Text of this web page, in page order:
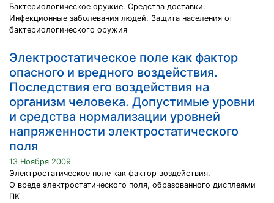
Бактериологическое оружие. Средства доставки.
Инфекционные заболевания людей. Защита населения от
бактериологического оружия
Электростатическое поле как фактор
опасного и вредного воздействия.
Последствия его воздействия на
организм человека. Допустимые уровни
и средства нормализации уровней
напряженности электростатического
поля
13 Ноября 2009
Электростатическое поле как фактор воздействия.
О вреде электростатического поля, образованного дисплеями
ПК